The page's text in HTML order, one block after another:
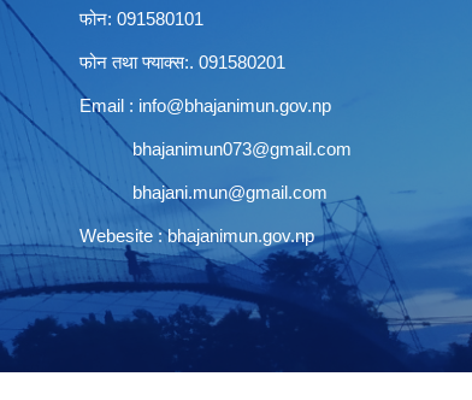
फोन: 091580101
फोन तथा फ्याक्स:. 091580201
Email : info@bhajanimun.gov.np
bhajanimun073@gmail.com
bhajani.mun@gmail.com
Webesite : bhajanimun.gov.np